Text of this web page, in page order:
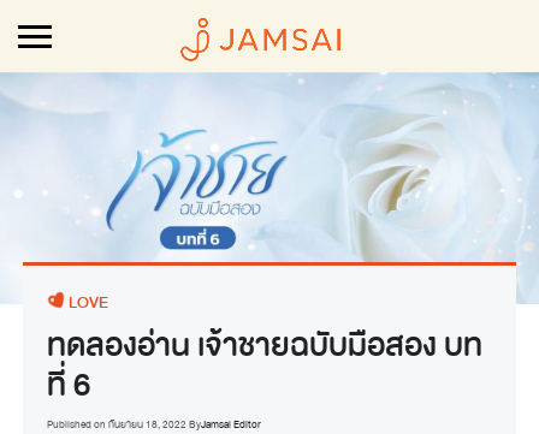
LOVE
ทดลองอ่าน เจ้าชายฉบับมือสอง บท
ที่ 6
Published on กันยายน 18, 2022 ByJamsai Editor